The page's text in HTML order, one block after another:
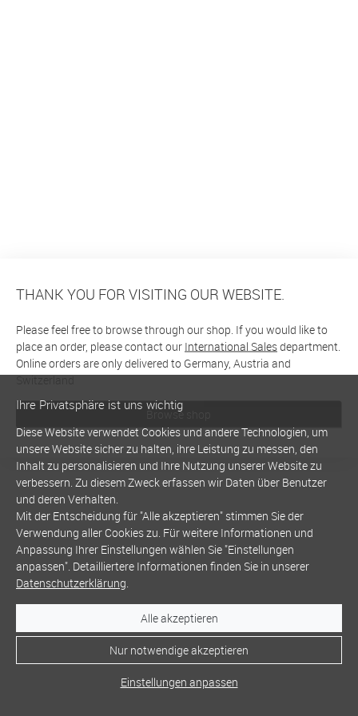
THANK YOU FOR VISITING OUR WEBSITE.
Please feel free to browse through our shop. If you would like to
place an order, please contact our International Salesdepartment.
Online orders are only delivered to Germany, Austria and
Switzerland
Browse shop
Ihre Privatsphäre ist uns wichtig
Diese Website verwendet Cookies und andere Technologien, um
unsere Website sicher zu halten, ihre Leistung zu messen, den
Inhalt zu personalisieren und Ihre Nutzung unserer Website zu
verbessern. Zu diesem Zweck erfassen wir Daten über Benutzer
und deren Verhalten.
Mit der Entscheidung für "Alle akzeptieren" stimmen Sie der
Verwendung aller Cookies zu. Für weitere Informationen und
Anpassung Ihrer Einstellungen wählen Sie "Einstellungen
anpassen". Detailliertere Informationen finden Sie in unserer
Datenschutzerklärung.
Alle akzeptieren
Nur notwendige akzeptieren
Einstellungen anpassen